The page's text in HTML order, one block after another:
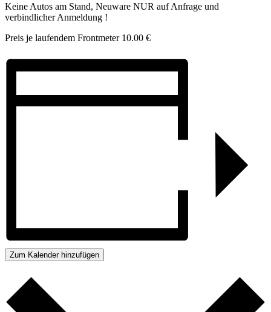
Keine Autos am Stand, Neuware NUR auf Anfrage und
verbindlicher Anmeldung !
Preis je laufendem Frontmeter 10.00 €
Zum Kalender hinzufügen